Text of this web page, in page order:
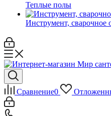
Теплые полы
Инструмент, сварочное
Сравнение0